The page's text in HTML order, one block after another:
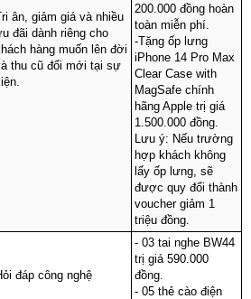
ân, giảm giá và nhiều
đãi dành riêng cho
hàng muốn lên đời
thu cũ đổi mới tại sự
200.000 đồng hoàn
toàn miễn phí.
-Tặng ốp lưng
iPhone 14 Pro Max
Clear Case with
MagSafe chính
hãng Apple trị giá
1.500.000 đồng.
Lưu ý: Nếu trường
hợp khách không
lấy ốp lưng, sẽ
được quy đổi thành
voucher giảm 1
triệu đồng.
đáp công nghệ
- 03 tai nghe BW44
trị giá 590.000
đồng.
- 05 thẻ cào điện